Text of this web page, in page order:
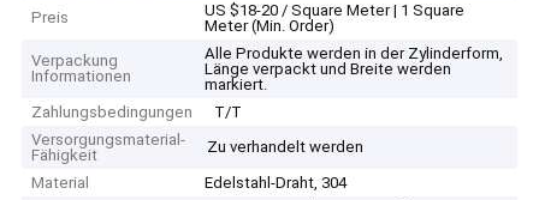
Preis
US $18-20 / Square Meter | 1 Square
Meter (Min. Order)
Verpackung
Informationen
Alle Produkte werden in der Zylinderform,
Länge verpackt und Breite werden
markiert.
Zahlungsbedingungen
T/T
Versorgungsmaterial-
Fähigkeit
Zu verhandelt werden
Material
Edelstahl-Draht, 304